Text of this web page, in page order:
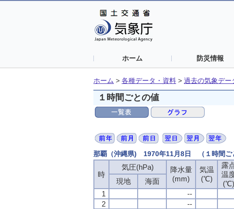
ホーム 防災情報
ホーム > 各種データ・資料 > 過去の気象デー
１時間ごとの値
那覇（沖縄県) 1970年11月8日 （１時間ご
時
気圧(hPa)
降水量
(mm)
気温
(℃)
露
温
(℃)
現地 海面
1
--
2
--